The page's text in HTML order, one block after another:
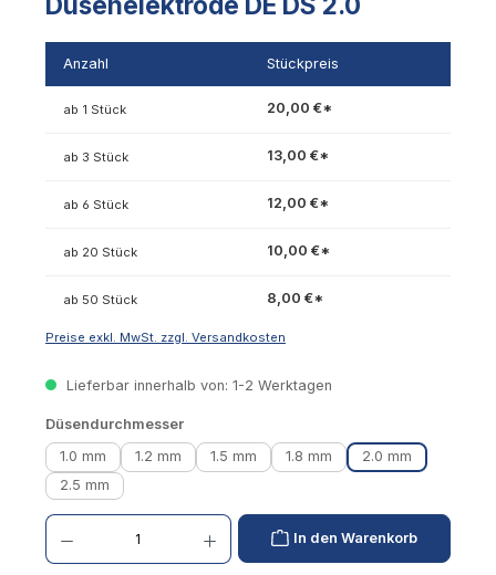
Anzahl Stückpreis
ab 1 Stück 20,00 €*
ab 3 Stück 13,00 €*
ab 6 Stück 12,00 €*
ab 20 Stück 10,00 €*
ab 50 Stück 8,00 €*
Preise exkl. MwSt. zzgl. Versandkosten
Lieferbar innerhalb von: 1-2 Werktagen
Düsendurchmesserauswählen
1.0 mm
1.2 mm 1.5 mm 1.8 mm
2.0 mm
2.5 mm
Produkt Anzahl: Gib den gewünschten Wert ein oder benutze die Schaltflächen um
In den Warenkorb